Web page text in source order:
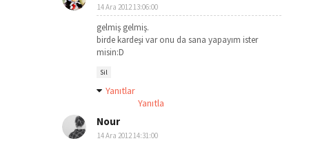
14 Ara 2012 13:06:00
gelmiş gelmiş.
birde kardeşi var onu da sana yapayım ister
misin:D
Sil
Yanıtlar
Yanıtla
Nour
14 Ara 2012 14:31:00